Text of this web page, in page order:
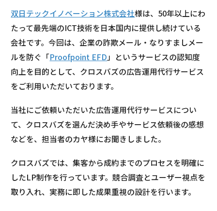
双日テックイノベーション株式会社様は、50年以上にわ
たって最先端のICT技術を日本国内に提供し続けている
会社です。今回は、企業の詐欺メール・なりすましメー
ルを防ぐ「Proofpoint EFD」というサービスの認知度
向上を目的として、クロスバズの広告運用代行サービス
をご利用いただいております。
当社にご依頼いただいた広告運用代行サービスについ
て、クロスバズを選んだ決め手やサービス依頼後の感想
などを、担当者のカヤ様にお聞きしました。
クロスバズでは、集客から成約までのプロセスを明確に
したLP制作を行っています。競合調査とユーザー視点を
取り入れ、実務に即した成果重視の設計を行います。